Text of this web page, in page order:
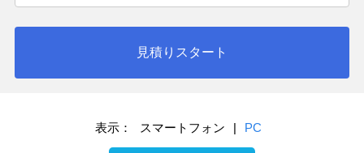
見積りスタート
表示： スマートフォン | PC